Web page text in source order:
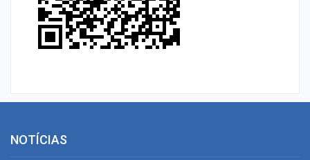
NOTÍCIAS